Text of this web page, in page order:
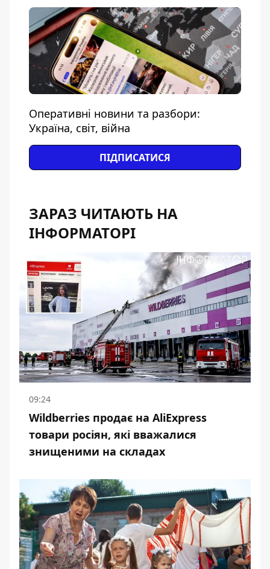
Оперативні новини та разбори:
Україна, світ, війна
ПІДПИСАТИСЯ
ЗАРАЗ ЧИТАЮТЬ НА
ІНФОРМАТОРІ
09:24
Wildberries продає на AliExpress
товари росіян, які вважалися
знищеними на складах